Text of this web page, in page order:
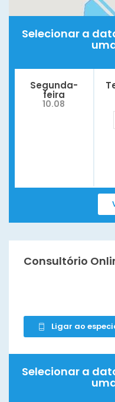
Selecionar a
Segunda-
feira
10.08
Consultório
Ligar ao
Selecionar a